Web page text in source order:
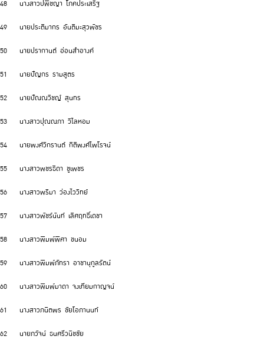
48 นางสาวปพิชญา โภคประเสริฐ
49 นายประติมากร อันติมะสุวพัชร
50 นายปรากานต์ อ่อนสำอางค์
51 นายปัญกร รามสูตร
52 นายปัณณวิชญ์ สุนทร
53 นางสาวปุณณภา วิไลหอม
54 นายพงศ์วิกรานต์ กิติพงศ์ไพโรจน์
55 นางสาวพชรธิดา ชูเพชร
56 นางสาวพริมา ว่องไววิทย์
57 นางสาวพัชร์นันท์ เลิศฤทธิ์เดชา
58 นางสาวพิมพ์พิศา ขนอม
59 นางสาวพิมพ์ภัทรา อาชานุกูลรัตน์
60 นางสาวพิมพ์มาดา จงเทียมกาญจน์
61 นางสาวภนิตพร ชัยโอภานนท์
62 นายภวัจน์ ธนศรีวนิชชัย